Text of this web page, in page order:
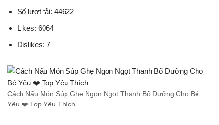
Số lượt tải: 44622
Likes: 6064
Dislikes: 7
Cách Nấu Món Súp Ghẹ Ngon Ngọt Thanh Bổ Dưỡng Cho Bé
Yêu ❤️ Top Yêu Thích